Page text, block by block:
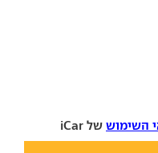
השימוש של iCar